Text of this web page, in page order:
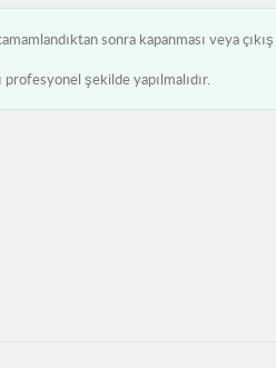
sonra kapanması veya çıkış
şekilde yapılmalıdır.